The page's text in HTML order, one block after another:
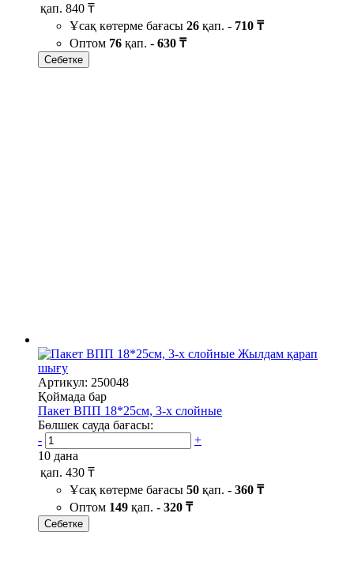
қап. 840 ₸
Ұсақ көтерме бағасы 26 қап. - 710 ₸
Оптом 76 қап. - 630 ₸
Себетке
Жылдам қарап
шығу
Артикул: 250048
Қоймада бар
Пакет ВПП 18*25см, 3-х слойные
Бөлшек сауда бағасы:
-
+
10 дана
қап. 430 ₸
Ұсақ көтерме бағасы 50 қап. - 360 ₸
Оптом 149 қап. - 320 ₸
Себетке